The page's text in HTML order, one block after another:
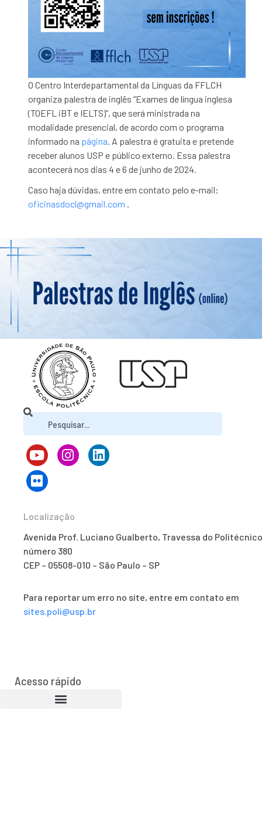
O Centro Interdepartamental da Línguas da FFLCH
organiza palestra de inglês “Exames de língua inglesa
(TOEFL iBT e IELTS)”, que será ministrada na
modalidade presencial, de acordo com o programa
informado na página. A palestra é gratuita e pretende
receber alunos USP e público externo. Essa palestra
acontecerá nos dias 4 e 6 de junho de 2024.
Caso haja dúvidas, entre em contato pelo e-mail:
oficinasdocl@gmail.com .
Localização
Avenida Prof. Luciano Gualberto, Travessa do
número 380
CEP – 05508-010 – São Paulo – SP
Para reportar um erro no site, entre em contato em
sites.poli@usp.br
Acesso rápido